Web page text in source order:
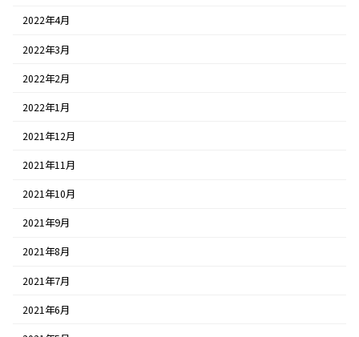
2022年4月
2022年3月
2022年2月
2022年1月
2021年12月
2021年11月
2021年10月
2021年9月
2021年8月
2021年7月
2021年6月